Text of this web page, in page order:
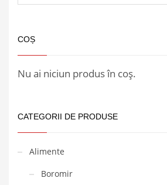
COȘ
Nu ai niciun produs în coș.
CATEGORII DE PRODUSE
Alimente
Boromir